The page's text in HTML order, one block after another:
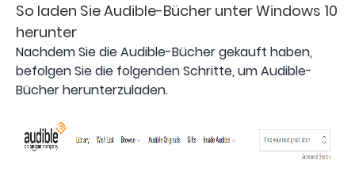
So laden Sie Audible-Bücher unter Windows 10
herunter
Nachdem Sie die Audible-Bücher gekauft haben,
befolgen Sie die folgenden Schritte, um Audible-
Bücher herunterzuladen.